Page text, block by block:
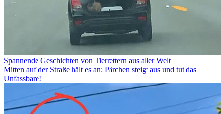
Spannende Geschichten von Tierrettern aus aller Welt
Mitten auf der Straße hält es an: Pärchen steigt aus und tut das
Unfassbare!